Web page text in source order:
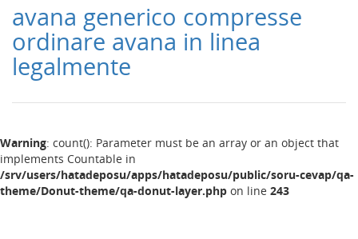
avana generico compresse
ordinare avana in linea
legalmente
Warning: count(): Parameter must be an array or an object that
implements Countable in
/srv/users/hatadeposu/apps/hatadeposu/public/soru-cevap/qa-
theme/Donut-theme/qa-donut-layer.php on line 243